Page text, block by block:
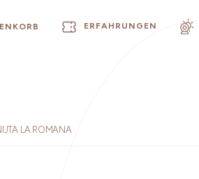
ERFAHRUNGEN
LA ROMANA